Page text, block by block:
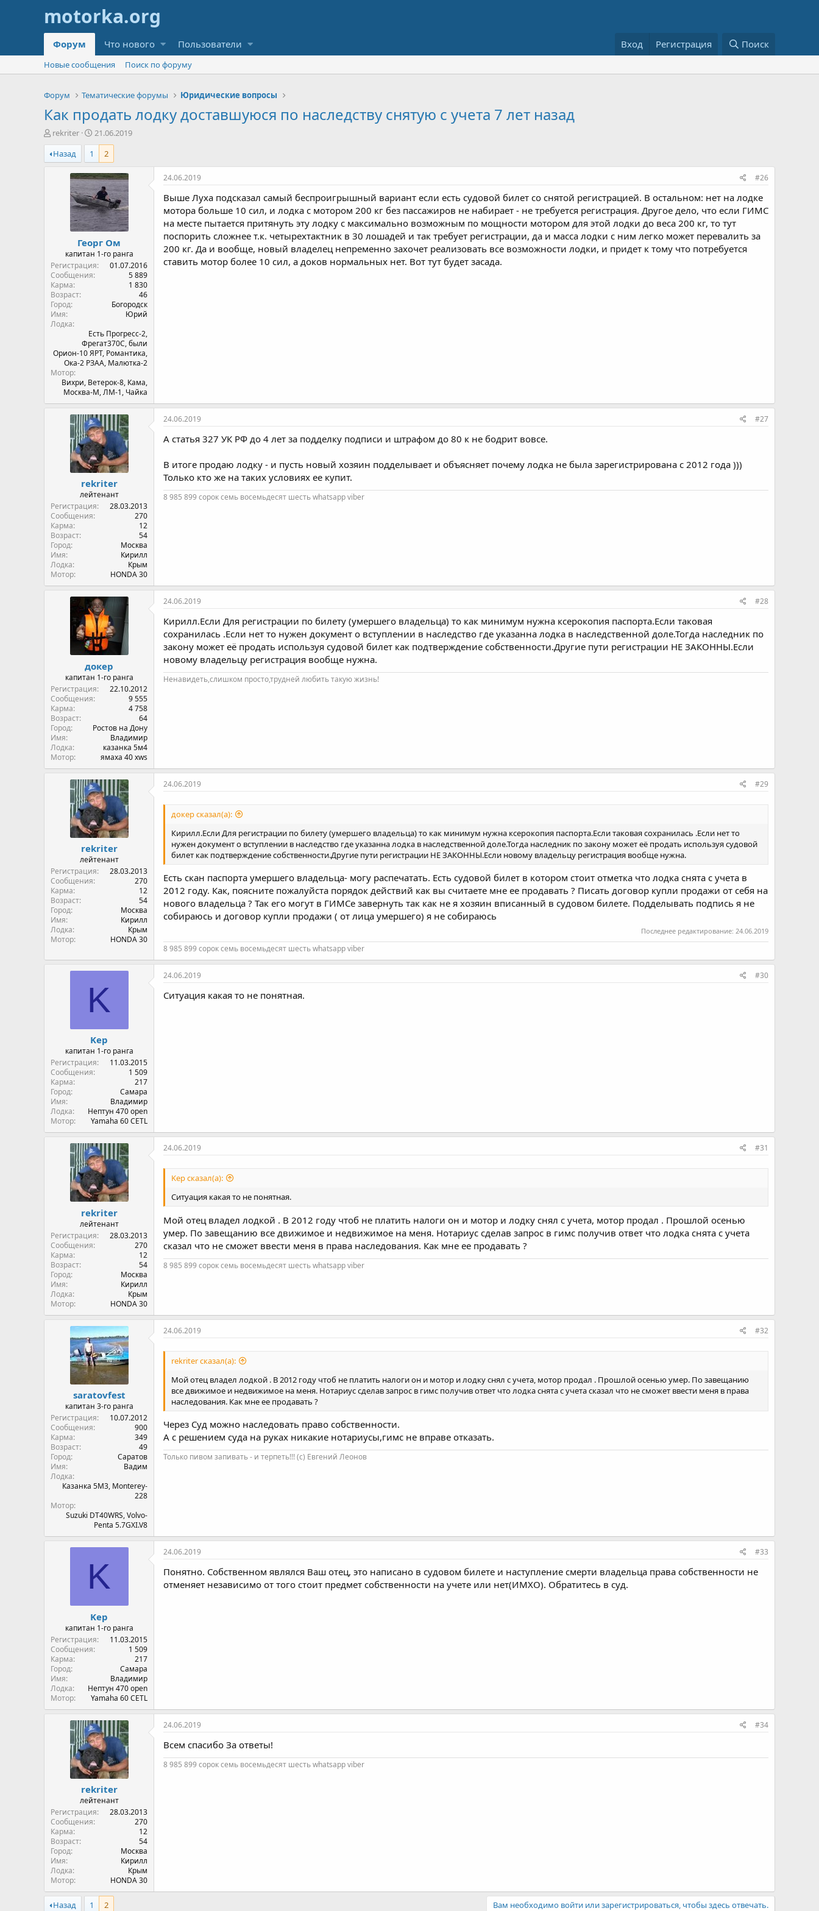
Форум Что нового Пользователи Вход Регистрация Поиск
Новые сообщения Поиск по форуму
Форум Тематические форумы Юридические вопросы
Как продать лодку доставшуюся по наследству снятую с учета 7 лет назад
А
в
т
о
rekriter
Д
а
а
н
а
ч
а
л
а
21.06.2019
Назад
1 2
Георг Ом
капитан 1-го ранга
Регистрация
01.07.2016
Сообщения
5 889
Карма
1 830
Возраст
46
Город
Богородск
Имя
Юрий
Лодка
Есть Прогресс-2,
Фрегат370С, были
Орион-10 ЯРТ, Романтика,
Ока-2 РЗАА, Малютка-2
Мотор
Вихри, Ветерок-8, Кама,
Москва-М, ЛМ-1, Чайка
24.06.2019 #26
Выше Луха подсказал самый беспроигрышный вариант если есть судовой билет со снятой регистрацией. В остальном: нет на лодке
мотора больше 10 сил, и лодка с мотором 200 кг без пассажиров не набирает - не требуется регистрация. Другое дело, что если ГИМС
на месте пытается притянуть эту лодку с максимально возможным по мощности мотором для этой лодки до веса 200 кг, то тут
поспорить сложнее т.к. четырехтактник в 30 лошадей и так требует регистрации, да и масса лодки с ним легко может перевалить за
200 кг. Да и вообще, новый владелец непременно захочет реализовать все возможности лодки, и придет к тому что потребуется
ставить мотор более 10 сил, а доков нормальных нет. Вот тут будет засада.
rekriter
лейтенант
Регистрация
28.03.2013
Сообщения
270
Карма
12
Возраст
54
Город
Москва
Имя
Кирилл
Лодка
Крым
Мотор
HONDA 30
24.06.2019 #27
А статья 327 УК РФ до 4 лет за подделку подписи и штрафом до 80 к не бодрит вовсе.
В итоге продаю лодку - и пусть новый хозяин подделывает и объясняет почему лодка не была зарегистрирована с 2012 года )))
Только кто же на таких условиях ее купит.
8 985 899 сорок семь восемьдесят шесть whatsapp viber
докер
капитан 1-го ранга
Регистрация
22.10.2012
Сообщения
9 555
Карма
4 758
Возраст
64
Город
Ростов на Дону
Имя
Владимир
Лодка
казанка 5м4
Мотор
ямаха 40 xws
24.06.2019 #28
Кирилл.Если Для регистрации по билету (умершего владельца) то как минимум нужна ксерокопия паспорта.Если таковая
сохранилась .Если нет то нужен документ о вступлении в наследство где указанна лодка в наследственной доле.Тогда наследник по
закону может её продать используя судовой билет как подтверждение собственности.Другие пути регистрации НЕ ЗАКОННЫ.Если
новому владельцу регистрация вообще нужна.
Ненавидеть,слишком просто,трудней любить такую жизнь!
rekriter
лейтенант
Регистрация
28.03.2013
Сообщения
270
Карма
12
Возраст
54
Город
Москва
Имя
Кирилл
Лодка
Крым
Мотор
HONDA 30
24.06.2019 #29
докер сказал(а):
Кирилл.Если Для регистрации по билету (умершего владельца) то как минимум нужна ксерокопия паспорта.Если таковая сохранилась .Если нет то
нужен документ о вступлении в наследство где указанна лодка в наследственной доле.Тогда наследник по закону может её продать используя судовой
билет как подтверждение собственности.Другие пути регистрации НЕ ЗАКОННЫ.Если новому владельцу регистрация вообще нужна.
Есть скан паспорта умершего владельца- могу распечатать. Есть судовой билет в котором стоит отметка что лодка снята с учета в
2012 году. Как, поясните пожалуйста порядок действий как вы считаете мне ее продавать ? Писать договор купли продажи от себя на
нового владельца ? Так его могут в ГИМСе завернуть так как не я хозяин вписанный в судовом билете. Подделывать подпись я не
собираюсь и договор купли продажи ( от лица умершего) я не собираюсь
Последнее редактирование: 24.06.2019
8 985 899 сорок семь восемьдесят шесть whatsapp viber
K
Kep
капитан 1-го ранга
Регистрация
11.03.2015
Сообщения
1 509
Карма
217
Город
Самара
Имя
Владимир
Лодка
Нептун 470 open
Мотор
Yamaha 60 CETL
24.06.2019 #30
Ситуация какая то не понятная.
rekriter
лейтенант
Регистрация
28.03.2013
Сообщения
270
Карма
12
Возраст
54
Город
Москва
Имя
Кирилл
Лодка
Крым
Мотор
HONDA 30
24.06.2019 #31
Kep сказал(а):
Ситуация какая то не понятная.
Мой отец владел лодкой . В 2012 году чтоб не платить налоги он и мотор и лодку снял с учета, мотор продал . Прошлой осенью
умер. По завещанию все движимое и недвижимое на меня. Нотариус сделав запрос в гимс получив ответ что лодка снята с учета
сказал что не сможет ввести меня в права наследования. Как мне ее продавать ?
8 985 899 сорок семь восемьдесят шесть whatsapp viber
saratovfest
капитан 3-го ранга
Регистрация
10.07.2012
Сообщения
900
Карма
349
Возраст
49
Город
Саратов
Имя
Вадим
Лодка
Казанка 5М3, Monterey-
228
Мотор
Suzuki DT40WRS, Volvo-
Penta 5.7GXI.V8
24.06.2019 #32
rekriter сказал(а):
Мой отец владел лодкой . В 2012 году чтоб не платить налоги он и мотор и лодку снял с учета, мотор продал . Прошлой осенью умер. По завещанию
все движимое и недвижимое на меня. Нотариус сделав запрос в гимс получив ответ что лодка снята с учета сказал что не сможет ввести меня в права
наследования. Как мне ее продавать ?
Через Суд можно наследовать право собственности.
А с решением суда на руках никакие нотариусы,гимс не вправе отказать.
Только пивом запивать - и терпеть!!! (c) Евгений Леонов
K
Kep
капитан 1-го ранга
Регистрация
11.03.2015
Сообщения
1 509
Карма
217
Город
Самара
Имя
Владимир
Лодка
Нептун 470 open
Мотор
Yamaha 60 CETL
24.06.2019 #33
Понятно. Собственном являлся Ваш отец, это написано в судовом билете и наступление смерти владельца права собственности не
отменяет независимо от того стоит предмет собственности на учете или нет(ИМХО). Обратитесь в суд.
rekriter
лейтенант
Регистрация
28.03.2013
Сообщения
270
Карма
12
Возраст
54
Город
Москва
Имя
Кирилл
Лодка
Крым
Мотор
HONDA 30
24.06.2019 #34
Всем спасибо За ответы!
8 985 899 сорок семь восемьдесят шесть whatsapp viber
Назад 1 2 Вам необходимо войти или зарегистрироваться, чтобы здесь отвечать.